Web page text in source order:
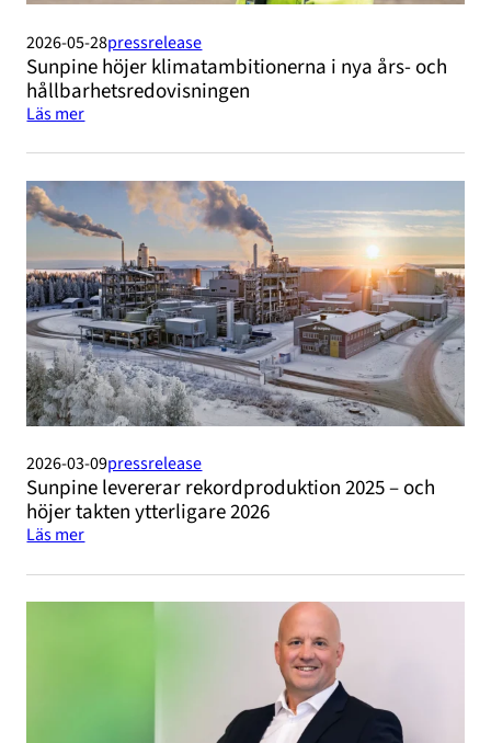
2026-05-28pressrelease
Sunpine höjer klimatambitionerna i nya års- och
hållbarhetsredovisningen
Läs mer
2026-03-09pressrelease
Sunpine levererar rekordproduktion 2025 – och
höjer takten ytterligare 2026
Läs mer